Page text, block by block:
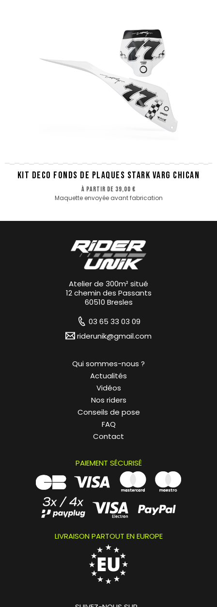
KIT DECO FONDS DE PLAQUES STARK VARG CHICAN
à partir de 39,00 €
Maquette envoyée avant fabrication
Atelier de 300m² situé
12 chemin des Passants
60510 Bresles
03 65 33 03 09
riderunik@gmail.com
Qui sommes-nous ?
Actualités
Vidéos
Nos riders
Conseils de pose
FAQ
Contact
PAIEMENT SÉCURISÉ
LIVRAISON PARTOUT EN EUROPE